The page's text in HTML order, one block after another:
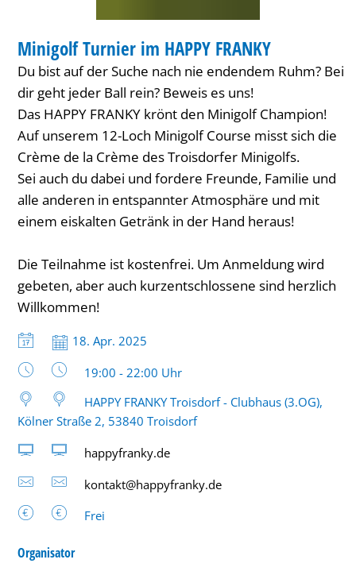
KATEGORIE: SPORT
Minigolf Turnier im HAPPY FRANKY
Du bist auf der Suche nach nie endendem Ruhm? Bei
dir geht jeder Ball rein? Beweis es uns!
Das HAPPY FRANKY krönt den Minigolf Champion!
Auf unserem 12-Loch Minigolf Course misst sich die
Crème de la Crème des Troisdorfer Minigolfs.
Sei auch du dabei und fordere Freunde, Familie und
alle anderen in entspannter Atmosphäre und mit
einem eiskalten Getränk in der Hand heraus!
Die Teilnahme ist kostenfrei. Um Anmeldung wird
gebeten, aber auch kurzentschlossene sind herzlich
Willkommen!
Datum:
18. Apr. 2025
Uhrzeit:
19:00 - 22:00 Uhr
HAPPY FRANKY Troisdorf - Clubhaus (3.OG),
Kölner Straße 2, 53840 Troisdorf
happyfranky.de
kontakt@happyfranky.de
Frei
Organisator